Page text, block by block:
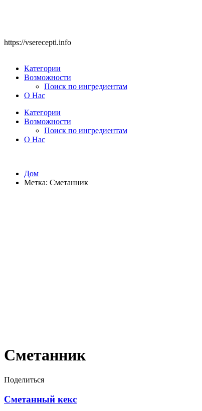
https://vserecepti.info
Категории
Возможности
Поиск по ингредиентам
О Нас
Категории
Возможности
Поиск по ингредиентам
О Нас
Дом
Метка: Сметанник
Сметанник
Поделиться
Сметанный кекс